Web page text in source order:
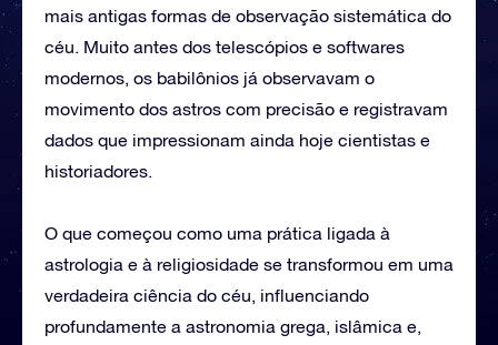
mais antigas formas de observação sistemática do
céu. Muito antes dos telescópios e softwares
modernos, os babilônios já observavam o
movimento dos astros com precisão e registravam
dados que impressionam ainda hoje cientistas e
historiadores.
O que começou como uma prática ligada à
astrologia e à religiosidade se transformou em uma
verdadeira ciência do céu, influenciando
profundamente a astronomia grega, islâmica e,